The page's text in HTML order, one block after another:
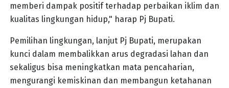
memberi dampak positif terhadap perbaikan iklim dan
kualitas lingkungan hidup," harap Pj Bupati.
Pemilihan lingkungan, lanjut Pj Bupati, merupakan
kunci dalam membalikkan arus degradasi lahan dan
sekaligus bisa meningkatkan mata pencaharian,
mengurangi kemiskinan dan membangun ketahanan